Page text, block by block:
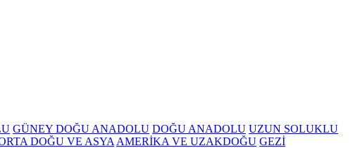
GÜNEY DOĞU ANADOLU DOĞU ANADOLU UZUN SOLUKLU
DOĞU VE ASYA AMERİKA VE UZAKDOĞU GEZİ